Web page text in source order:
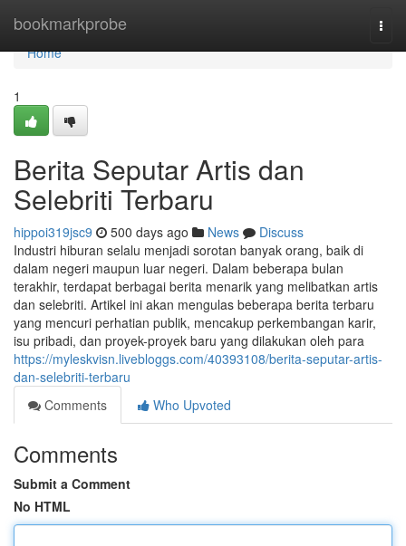
bookmarkprobe
Home
Home
1
Berita Seputar Artis dan
Selebriti Terbaru
hippoi319jsc9 500 days ago News
Discuss
Industri hiburan selalu menjadi sorotan banyak orang, baik di
dalam negeri maupun luar negeri. Dalam beberapa bulan
terakhir, terdapat berbagai berita menarik yang melibatkan artis
dan selebriti. Artikel ini akan mengulas beberapa berita terbaru
yang mencuri perhatian publik, mencakup perkembangan karir,
isu pribadi, dan proyek-proyek baru yang dilakukan oleh para
https://myleskvisn.livebloggs.com/40393108/berita-seputar-artis-
dan-selebriti-terbaru
Comments
Who Upvoted
Comments
Submit a Comment
No HTML